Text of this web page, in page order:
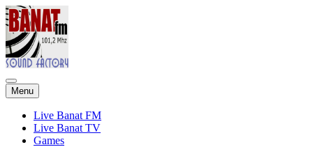
Menu Skip
to
content
Live Banat FM
Live Banat TV
Games